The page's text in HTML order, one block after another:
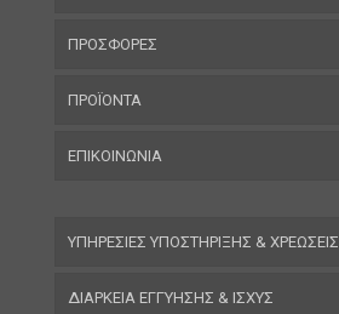
ΠΡΟΣΦΟΡΕΣ
ΠΡΟΪΟΝΤΑ
ΕΠΙΚΟΙΝΩΝΙΑ
ΥΠΗΡΕΣΙΕΣ ΥΠΟΣΤΗΡΙΞΗΣ & ΧΡΕΩΣΕΙΣ
ΔΙΑΡΚΕΙΑ ΕΓΓΥΗΣΗΣ & ΙΣΧΥΣ